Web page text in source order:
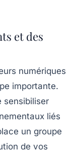
et des
numériques
importante.
sensibiliser
liés
un groupe
de vos